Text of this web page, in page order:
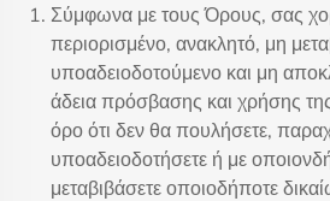
Σύμφωνα με τους Όρους, σας
περιορισμένο, ανακλητό, μη
υποαδειοδοτούμενο και μη
άδεια πρόσβασης και χρήσης
όρο ότι δεν θα πουλήσετε,
υποαδειοδοτήσετε ή με
μεταβιβάσετε οποιοδήποτε